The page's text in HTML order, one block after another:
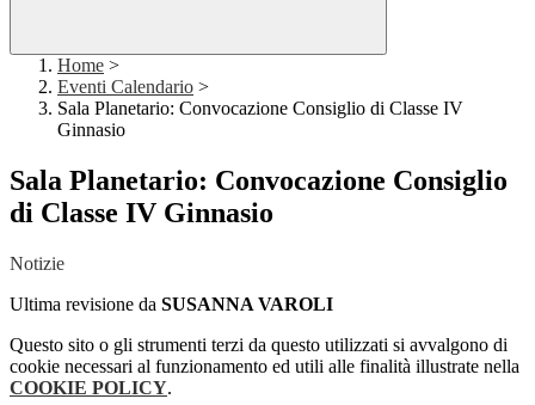
Home >
Eventi Calendario >
Sala Planetario: Convocazione Consiglio di Classe IV
Ginnasio
Sala Planetario: Convocazione Consiglio
di Classe IV Ginnasio
Notizie
Ultima revisione da SUSANNA VAROLI
Questo sito o gli strumenti terzi da questo utilizzati si avvalgono di
cookie necessari al funzionamento ed utili alle finalità illustrate nella
COOKIE POLICY.